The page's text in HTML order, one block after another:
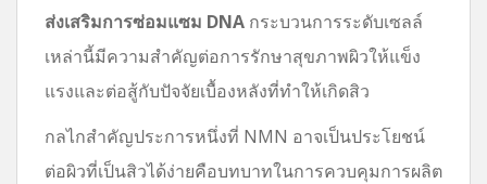
ส่งเสริมการซ่อมแซม DNA กระบวนการระดับเซลล์
เหล่านี้มีความสำคัญต่อการรักษาสุขภาพผิวให้แข็ง
แรงและต่อสู้กับปัจจัยเบื้องหลังที่ทำให้เกิดสิว
กลไกสำคัญประการหนึ่งที่ NMN อาจเป็นประโยชน์
ต่อผิวที่เป็นสิวได้ง่ายคือบทบาทในการควบคุมการผลิต